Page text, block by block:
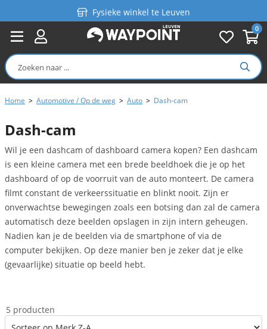
0
Fysieke winkel te Leuven
Persoonlijk advies
Gratis verzending in België vanaf €99
Home > Automotive / Op de weg > Auto > Dash-cam
Dash-cam
Wil je een dashcam of dashboard camera kopen? Een dashcam
is een kleine camera met een brede beeldhoek die je op het
dashboard of op de voorruit van de auto monteert. De camera
filmt constant de verkeerssituatie en blinkt nooit. Zijn er
onverwachtse bewegingen zoals een botsing dan zal de camera
automatisch deze beelden opslagen in zijn intern geheugen.
Nadien kan je de beelden via de smartphone of via de
computer bekijken. Op deze manier ben je zeker dat je elke
(gevaarlijke) situatie op beeld hebt.
5 producten